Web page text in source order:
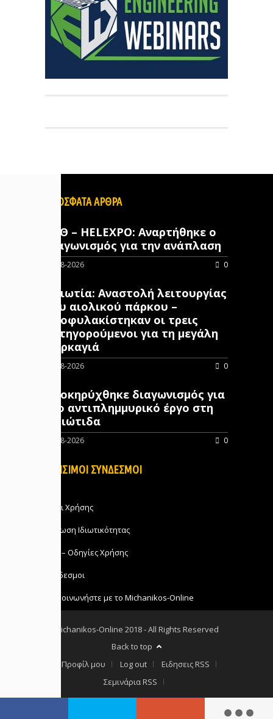
ΠΡΟΣΦΑΤΑ ΑΡΘΡΑ
ΔΕΘ – HELEXPO: Αναρτήθηκε ο
διαγωνισμός για την ανάπλαση
07-08-2026 0
Βοιωτία: Αναστολή λειτουργίας
του αιολικού πάρκου –
Προφυλακίστηκαν οι τρεις
κατηγορούμενοι για τη μεγάλη
πυρκαγιά
07-08-2026 0
Προκηρύχθηκε διαγωνισμός για
νέo αντιπλημμυρικό έργο στη
Φθιώτιδα
07-08-2026 0
ΧΡΗΣΙΜΟΙ ΣΥΝΔΕΣΜΟΙ
Όροι Χρήσης
Δήλωση Ιδιωτικότητας
FAQ – Οδηγίες Χρήσης
Σύνδεσμοι
Επικοινωνήστε με το Michanikos-Online
Michanikos-Online 2018 - All Rights Reserved
Back to top
Το Προφίλ μου
Log out
Ειδησεις RSS
Σεμινάρια RSS